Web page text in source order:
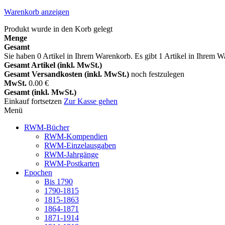
Warenkorb anzeigen
Produkt wurde in den Korb gelegt
Menge
Gesamt
Sie haben 0 Artikel in Ihrem Warenkorb. Es gibt 1 Artikel in Ihrem
Gesamt Artikel (inkl. MwSt.)
Gesamt Versandkosten (inkl. MwSt.) noch festzulegen
MwSt. 0.00 €
Gesamt (inkl. MwSt.)
Einkauf fortsetzen Zur Kasse gehen
Menü
RWM-Bücher
RWM-Kompendien
RWM-Einzelausgaben
RWM-Jahrgänge
RWM-Postkarten
Epochen
Bis 1790
1790-1815
1815-1863
1864-1871
1871-1914